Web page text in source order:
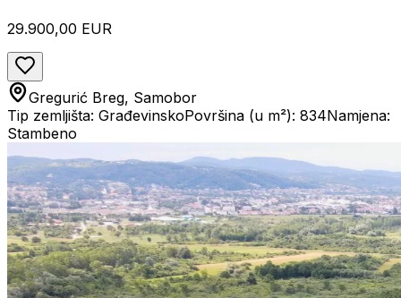
29.900,00 EUR
Gregurić Breg, Samobor
Tip zemljišta: GrađevinskoPovršina (u m²): 834Namjena:
Stambeno